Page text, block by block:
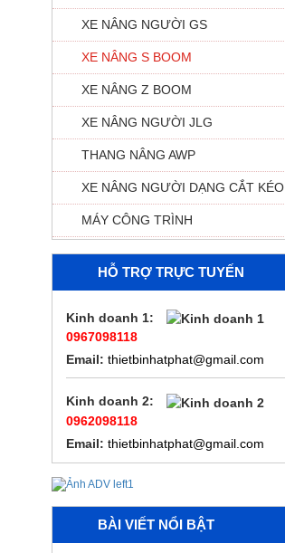
XE NÂNG NGƯỜI GS
XE NÂNG S BOOM
XE NÂNG Z BOOM
XE NÂNG NGƯỜI JLG
THANG NÂNG AWP
XE NÂNG NGƯỜI DẠNG CẮT KÉO
MÁY CÔNG TRÌNH
HỖ TRỢ TRỰC TUYẾN
Kinh doanh 1:
0967098118
Email:thietbinhatphat@gmail.com
Kinh doanh 2:
0962098118
Email:thietbinhatphat@gmail.com
BÀI VIẾT NỔI BẬT